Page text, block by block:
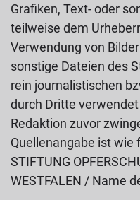
Grafiken, Text- oder
teilweise dem
Verwendung von
sonstige Dateien des
rein journalistischen
durch Dritte
Redaktion zuvor
Quellenangabe ist
STIFTUNG
WESTFALEN / Name